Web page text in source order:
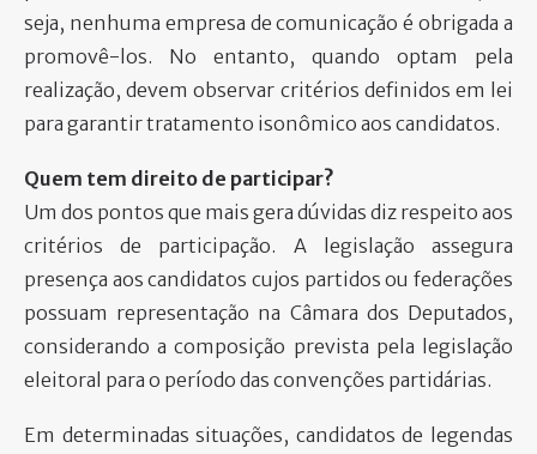
seja, nenhuma empresa de comunicação é obrigada a
promovê-los. No entanto, quando optam pela
realização, devem observar critérios definidos em lei
para garantir tratamento isonômico aos candidatos.
Quem tem direito de participar?
Um dos pontos que mais gera dúvidas diz respeito aos
critérios de participação. A legislação assegura
presença aos candidatos cujos partidos ou federações
possuam representação na Câmara dos Deputados,
considerando a composição prevista pela legislação
eleitoral para o período das convenções partidárias.
Em determinadas situações, candidatos de legendas